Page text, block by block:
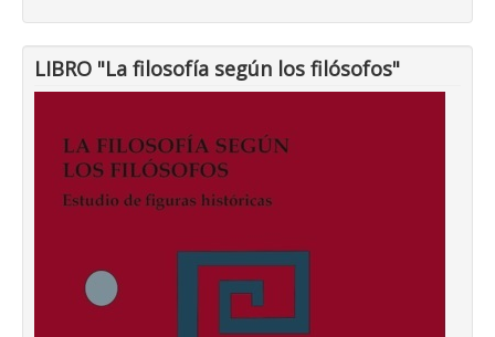
LIBRO "La filosofía según los filósofos"